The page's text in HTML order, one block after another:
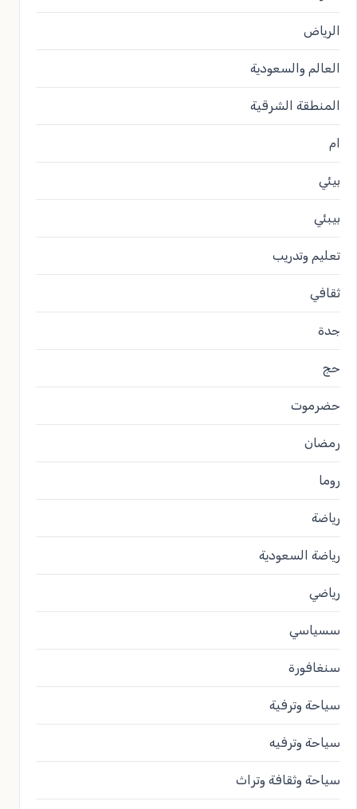
الرياض
العالم والسعودية
المنطقة الشرقية
ام
بيئي
بيبئي
تعليم وتدريب
ثقافي
جدة
حج
حضرموت
رمضان
روما
رياضة
رياضة السعودية
رياضي
سسياسي
سنغافورة
سياحة وترفية
سياحة وترفيه
سياحة وثقافة وتراث